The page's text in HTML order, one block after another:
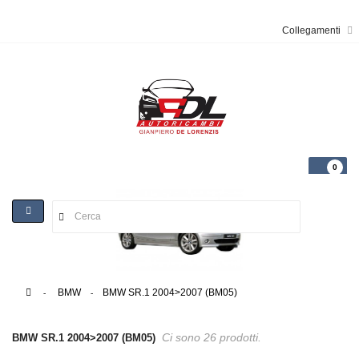
Collegamenti
0
Toggle
> BMW > BMW SR.1 2004>2007 (BM05)
BMW SR.1 2004>2007 (BM05) Ci sono 26 prodotti.